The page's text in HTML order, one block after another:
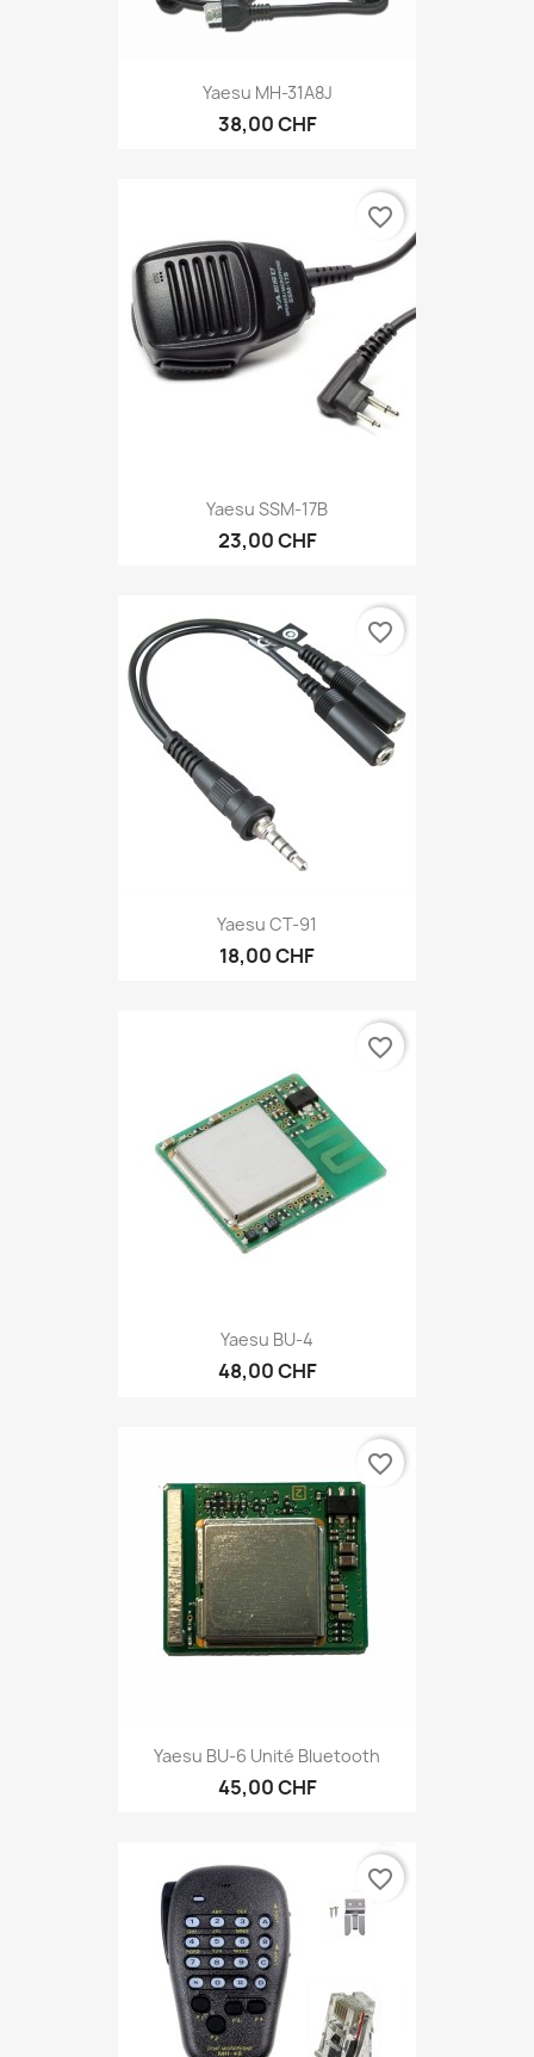
Yaesu MH-31A8J
38,00 CHF
Yaesu SSM-17B
23,00 CHF
favorite_border
Yaesu CT-91
18,00 CHF
favorite_border
Yaesu BU-4
48,00 CHF
favorite_border
Yaesu BU-6 Unité Bluetooth
45,00 CHF
favorite_border
favorite_border